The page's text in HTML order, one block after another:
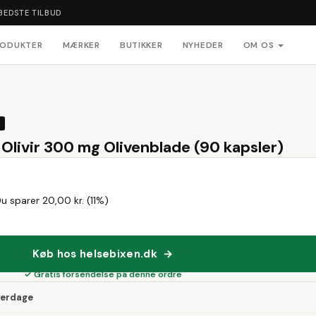
TILBUD
MÆRKER BUTIKKER NYHEDER OM OS
300 mg Olivenblade (90 kapsler)
sparer 20,00 kr. (11%)
Køb hos helsebixen.dk →
✓ Gratis forsendelse på denne ordre